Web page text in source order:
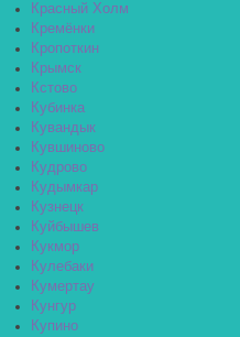
Красный Холм
Кремёнки
Кропоткин
Крымск
Кстово
Кубинка
Кувандык
Кувшиново
Кудрово
Кудымкар
Кузнецк
Куйбышев
Кукмор
Кулебаки
Кумертау
Кунгур
Купино